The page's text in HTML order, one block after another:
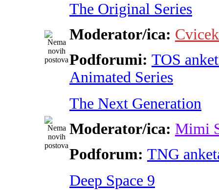
The Original Series
Moderator/ica: Cvicek
Podforumi: TOS
Animated Series
The Next Generation
Moderator/ica: Mimi
Podforum: TNG
Deep Space 9